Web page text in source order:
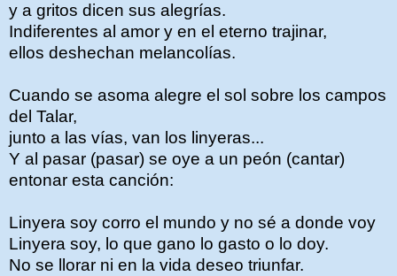
y a gritos dicen sus alegrías.
Indiferentes al amor y en el eterno trajinar,
ellos deshechan melancolías.
Cuando se asoma alegre el sol sobre los campos
del Talar,
junto a las vías, van los linyeras...
Y al pasar (pasar) se oye a un peón (cantar)
entonar esta canción:
Linyera soy corro el mundo y no sé a donde voy
Linyera soy, lo que gano lo gasto o lo doy.
No se llorar ni en la vida deseo triunfar.